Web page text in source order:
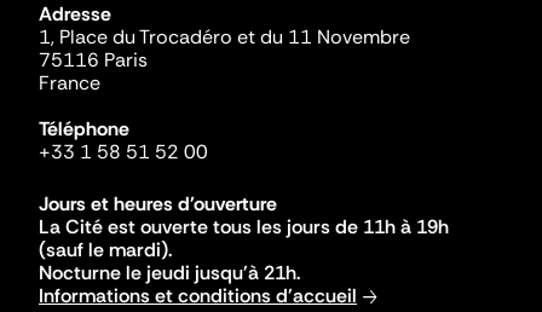
Adresse
1, Place du Trocadéro et du 11 Novembre
75116 Paris
France
Téléphone
+33 1 58 51 52 00
Jours et heures d'ouverture
La Cité est ouverte tous les jours de 11h à 19h
(sauf le mardi).
Nocturne le jeudi jusqu'à 21h.
Informations et conditions d'accueil